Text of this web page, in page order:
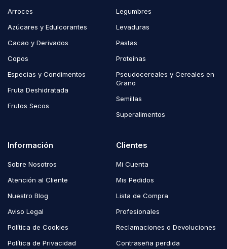
Arroces
Azúcares y Edulcorantes
Cacao y Derivados
Copos
Especias y Condimentos
Fruta Deshidratada
Frutos Secos
Legumbres
Levaduras
Pastas
Proteínas
Pseudocereales y Cereales en
Grano
Semillas
Superalimentos
Información
Sobre Nosotros
Atención al Cliente
Nuestro Blog
Aviso Legal
Política de Cookies
Política de Privacidad
Clientes
Mi Cuenta
Mis Pedidos
Lista de Compra
Profesionales
Reclamaciones o Devoluciones
Contraseña perdida